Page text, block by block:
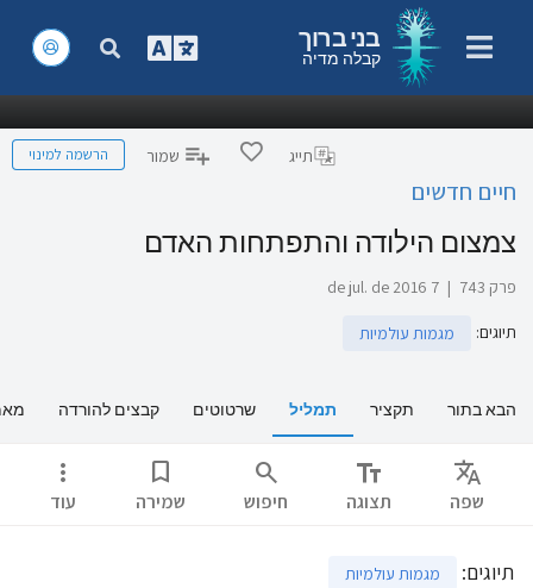
בני ברוך
קבלה מדיה
תייג שמור הרשמה למינוי
חיים חדשים
צמצום הילודה והתפתחות האדם
פרק 743 |
7 de jul. de 2016
תיוגים: מגמות עולמיות
הבא בתור תקציר תמליל שרטוטים קבצים להורדה
Translate
שפה
text_fields
תצוגה
search
חיפוש
bookmark
שמירה
more_vert
עוד
תיוגים: מגמות עולמיות